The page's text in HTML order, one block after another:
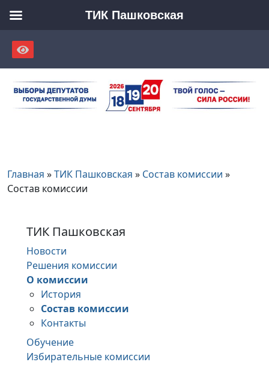
content
Главная »ТИК Пашковская » Состав комиссии »
Состав комиссии
ТИК Пашковская
Новости
Решения комиссии
О комиссии
История
Состав комиссии
Контакты
Обучение
Избирательные комиссии
ТИК Пашковская